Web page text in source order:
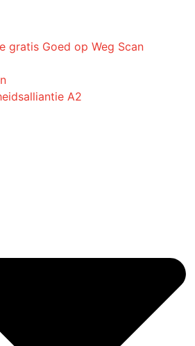
gratis Goed op Weg Scan
A2